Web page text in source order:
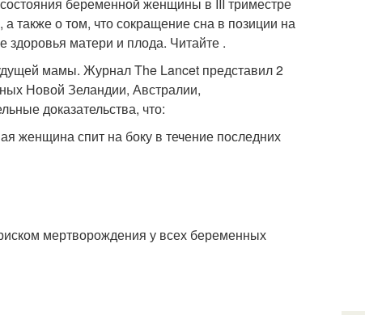
также о том, что сокращение сна в позиции на
здоровья матери и плода. Читайте .
мамы. Журнал The Lancet представил 2
Новой Зеландии, Австралии,
доказательства, что:
женщина спит на боку в течение последних
мертворождения у всех беременных